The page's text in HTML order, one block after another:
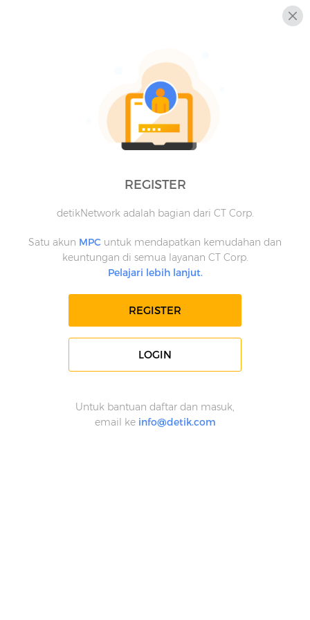
REGISTER
detikNetwork adalah bagian dari CT Corp.
Satu akun MPC untuk mendapatkan kemudahan dan
keuntungan di semua layanan CT Corp.
Pelajari lebih lanjut.
REGISTER
LOGIN
Untuk bantuan daftar dan masuk,
email ke info@detik.com